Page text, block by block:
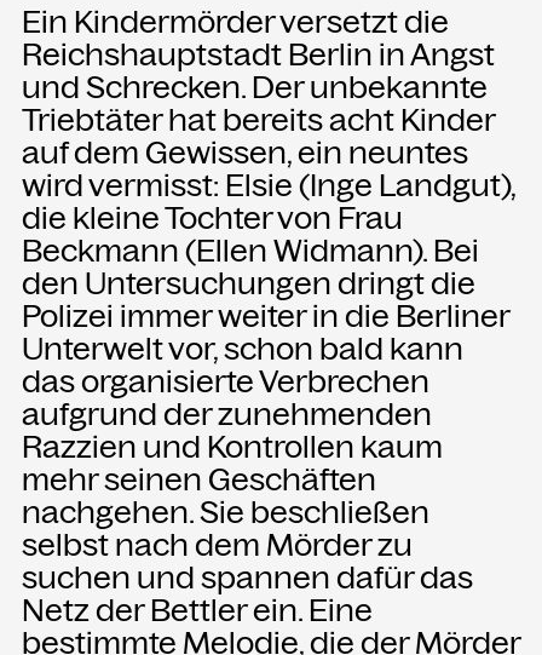
NEWSLETTER
Einmal wöchentlich informieren wir
über aktuelle Events in der
Kammgarn. Jetzt anmelden und
nichts mehr verpassen.
ANMELDEN
Ein Kindermörder versetzt die
Reichshauptstadt Berlin in Angst
und Schrecken. Der unbekannte
Triebtäter hat bereits acht Kinder
auf dem Gewissen, ein neuntes
wird vermisst: Elsie (Inge Landgut),
die kleine Tochter von Frau
Beckmann (Ellen Widmann). Bei
den Untersuchungen dringt die
Polizei immer weiter in die Berliner
Unterwelt vor, schon bald kann
das organisierte Verbrechen
aufgrund der zunehmenden
Razzien und Kontrollen kaum
mehr seinen Geschäften
nachgehen. Sie beschließen
selbst nach dem Mörder zu
suchen und spannen dafür das
Netz der Bettler ein. Eine
bestimmte Melodie, die der Mörder